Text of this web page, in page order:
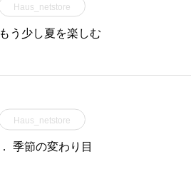
Haus_netstore
もう少し夏を楽しむ
Haus_netstore
． 季節の変わり目